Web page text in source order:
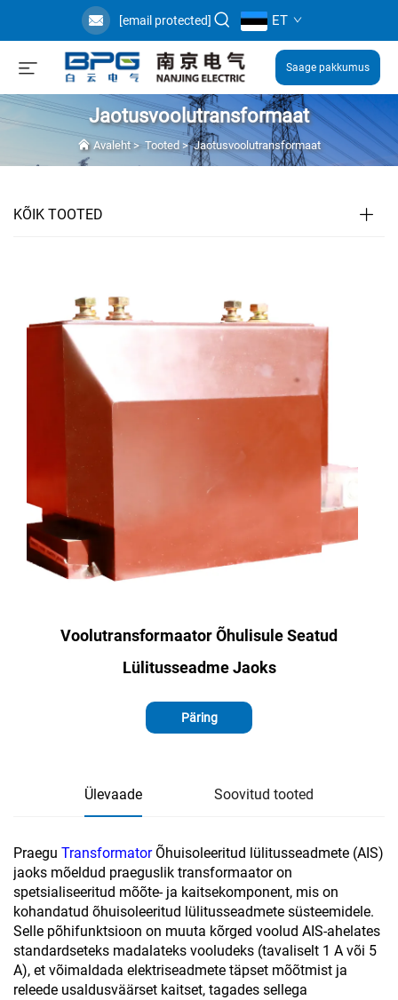
[email protected] ET
Saage pakkumus
Jaotusvoolutransformaat
Avaleht> Tooted>Jaotusvoolutransformaat
KÕIK TOOTED
Voolutransformaator Õhulisule Seatud
Lülitusseadme Jaoks
Päring
Ülevaade Soovitud tooted
Praegu Transformator Õhuisoleeritud lülitusseadmete (AIS)
jaoks mõeldud praeguslik transformaator on
spetsialiseeritud mõõte- ja kaitsekomponent, mis on
kohandatud õhuisoleeritud lülitusseadmete süsteemidele.
Selle põhifunktsioon on muuta kõrged voolud AIS-ahelates
standardseteks madalateks vooludeks (tavaliselt 1 A või 5
A), et võimaldada elektriseadmete täpset mõõtmist ja
releede usaldusväärset kaitset, tagades sellega